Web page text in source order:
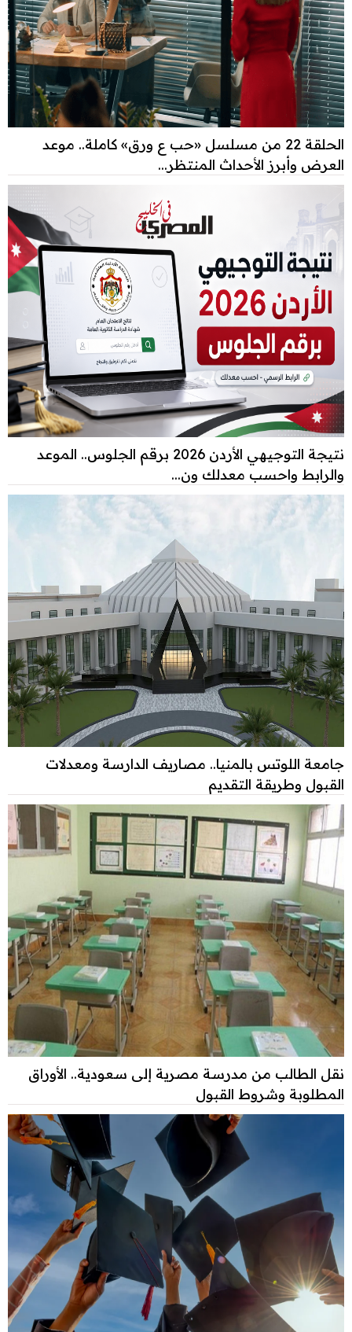
الحلقة 22 من مسلسل «حب ع ورق» كاملة.. موعد
العرض وأبرز الأحداث المنتظر...
نتيجة التوجيهي الأردن 2026 برقم الجلوس.. الموعد
والرابط واحسب معدلك ون...
جامعة اللوتس بالمنيا.. مصاريف الدارسة ومعدلات
القبول وطريقة التقديم
نقل الطالب من مدرسة مصرية إلى سعودية.. الأوراق
المطلوبة وشروط القبول